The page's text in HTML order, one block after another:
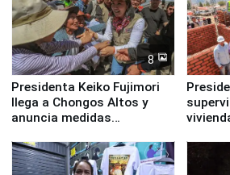
8
Presidenta Keiko Fujimori
llega a Chongos Altos y
anuncia medidas
educación, salud y empleo